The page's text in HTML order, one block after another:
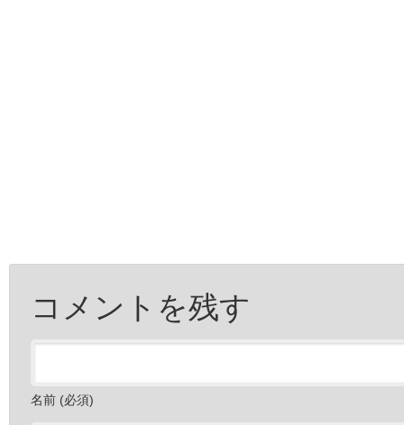
コメントを残す
名前 (必須)